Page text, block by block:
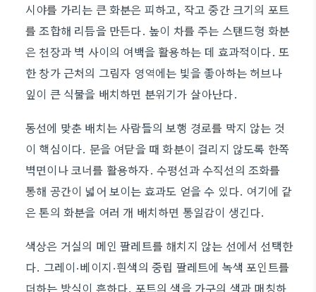
시야를 가리는 큰 화분은 피하고, 작고 중간 크기의 포트
를 조합해 리듬을 만든다. 높이 차를 주는 스탠드형 화분
은 천장과 벽 사이의 여백을 활용하는 데 효과적이다. 또
한 창가 근처의 그림자 영역에는 빛을 좋아하는 허브나
잎이 큰 식물을 배치하면 분위기가 살아난다.
동선에 맞춘 배치는 사람들의 보행 경로를 막지 않는 것
이 핵심이다. 문을 여닫을 때 화분이 걸리지 않도록 한쪽
벽면이나 코너를 활용하자. 수평선과 수직선의 조화를
통해 공간이 넓어 보이는 효과도 얻을 수 있다. 여기에 같
은 톤의 화분을 여러 개 배치하면 통일감이 생긴다.
색상은 거실의 메인 팔레트를 해치지 않는 선에서 선택한
다. 그레이·베이지·흰색의 중립 팔레트에 녹색 포인트를
더하는 방식이 흔하다. 포트의 색을 가구의 색과 매칭하